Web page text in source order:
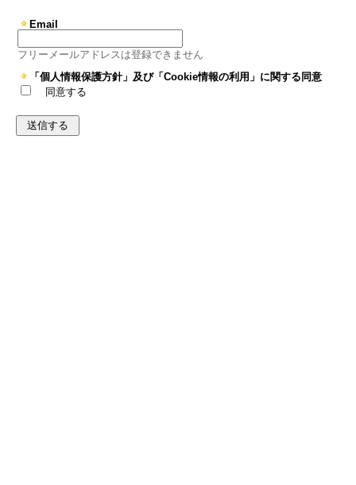
Email
フリーメールアドレスは登録できません
「個人情報保護方針」及び「Cookie情報の利用」に関する同意
同意する